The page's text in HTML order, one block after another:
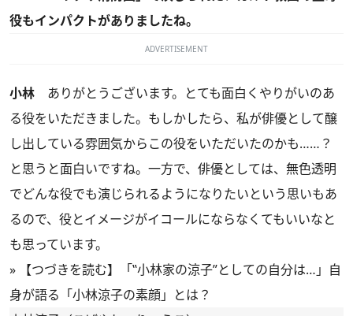
役もインパクトがありましたね。
ADVERTISEMENT
小林 ありがとうございます。とても面白くやりがいのあ
る役をいただきました。もしかしたら、私が俳優として醸
し出している雰囲気からこの役をいただいたのかも……？
と思うと面白いですね。一方で、俳優としては、無色透明
でどんな役でも演じられるようになりたいという思いもあ
るので、役とイメージがイコールにならなくてもいいなと
も思っています。
»
【つづきを読む】「‟小林家の涼子”としての自分は…」自
身が語る「小林涼子の素顔」とは？